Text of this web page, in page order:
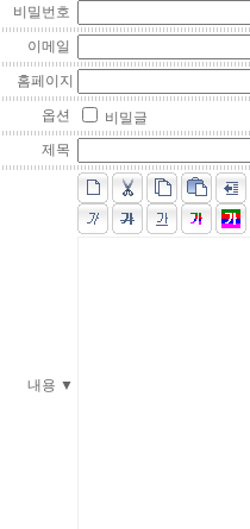
비밀번호
이메일
홈페이지
옵션
비밀글
제목
내용 ▼